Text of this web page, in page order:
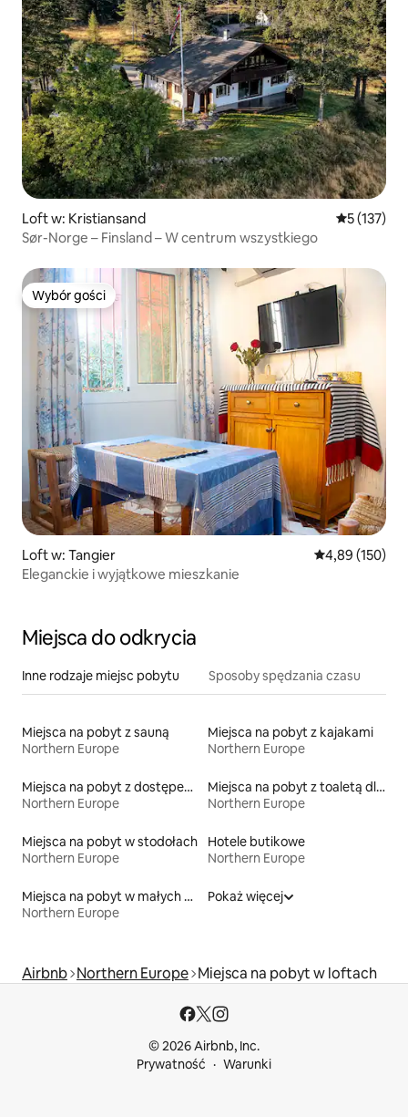
Loft w: Kristiansand Średnia
5 (137)
Sør-Norge – Finsland – W centrum wszystkiego
Wybór gości
Wybór gości
Loft w: Tangier Średnia
4,89 (150)
Eleganckie i wyjątkowe mieszkanie
Miejsca do odkrycia
Inne rodzaje miejsc pobytu Sposoby spędzania czasu
Miejsca na pobyt z sauną
Northern Europe
Miejsca na pobyt z kajakami
Northern Europe
Miejsca na pobyt z dostępem do jeziora
Northern Europe
Miejsca na pobyt z toaletą dla osoby z niepełnosprawnością
Northern Europe
Miejsca na pobyt w stodołach
Northern Europe
Hotele butikowe
Northern Europe
Miejsca na pobyt w małych domkach
Northern Europe
Pokaż więcej
Airbnb Northern Europe Miejsca na pobyt w loftach
© 2026 Airbnb, Inc.
Prywatność
Warunki